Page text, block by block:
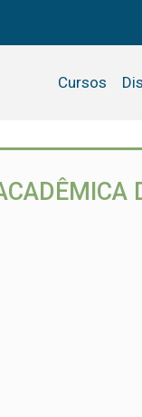
Cursos